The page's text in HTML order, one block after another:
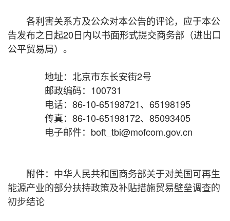
各利害关系方及公众对本公告的评论，应于本公
告发布之日起20日内以书面形式提交商务部（进出口
公平贸易局）。
地址：北京市东长安街2号
邮政编码：100731
电话：86-10-65198721、65198195
传真：86-10-65198172、85093405
电子邮件：boft_tbi@mofcom.gov.cn
附件： 中华人民共和国商务部关于对美国可再生
能源产业的部分扶持政策及补贴措施贸易壁垒调查的
初步结论